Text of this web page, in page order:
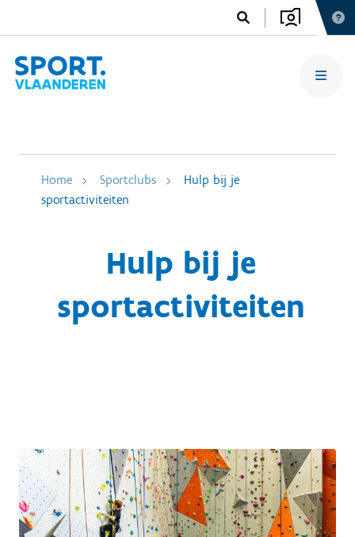
Home Sportclubs
Hulp bij je
sportactiviteiten
Hulp bij je
sportactiviteiten